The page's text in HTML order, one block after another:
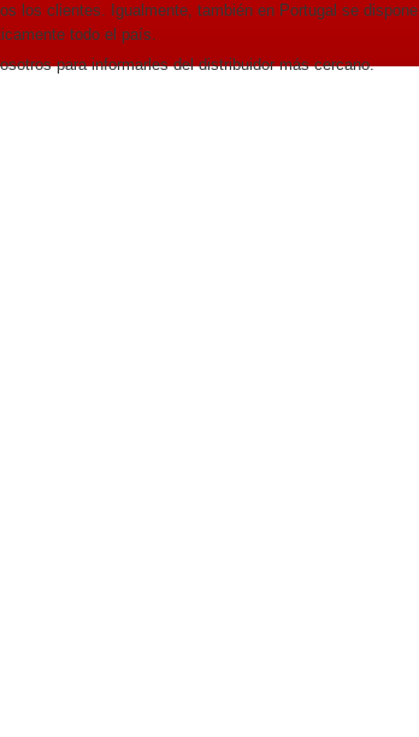
los clientes. Igualmente, también en Portugal se
todo el país.
para informarles del distribuidor más cercano.